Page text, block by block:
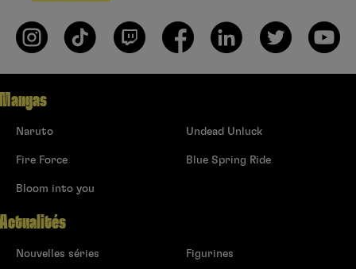
Mangas
Naruto
Fire Force
Bloom into you
Undead Unluck
Blue Spring Ride
Actualités
Nouvelles séries Figurines